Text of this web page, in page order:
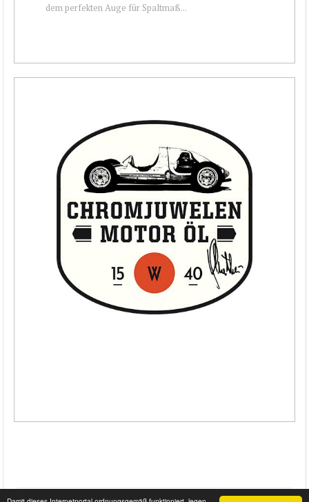
dem perfekten Auge für Spaltmaß...